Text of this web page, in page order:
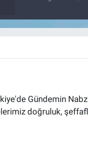
Gündemin
doğruluk,